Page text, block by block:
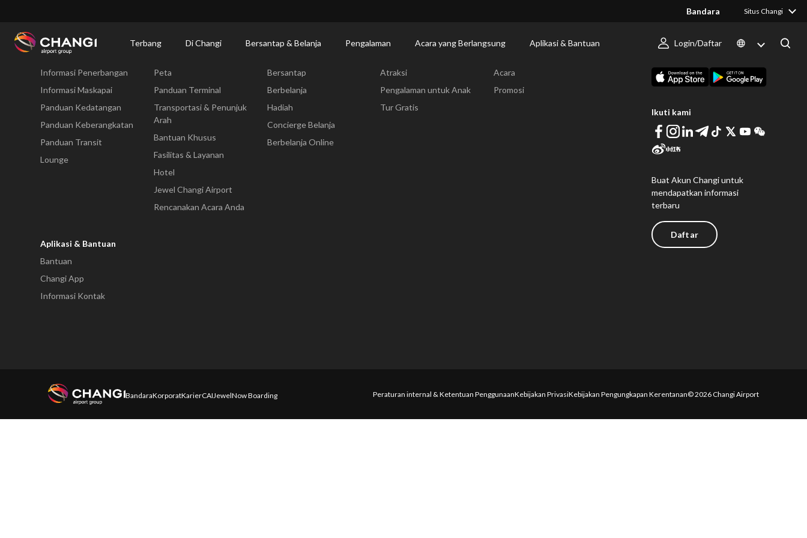
Bandara Situs Changi
Terbang Di Changi Bersantap & Belanja Pengalaman Acara yang Berlangsung Aplikasi & Bantuan Login/Daftar
Changi
Terbang
Informasi Penerbangan
Informasi Maskapai
Panduan Kedatangan
Panduan Keberangkatan
Panduan Transit
Lounge
Peta
Panduan Terminal
Transportasi & Penunjuk
Arah
Bantuan Khusus
Fasilitas & Layanan
Hotel
Jewel Changi Airport
Rencanakan Acara Anda
Bersantap
Berbelanja
Hadiah
Concierge Belanja
Berbelanja Online
Atraksi
Pengalaman untuk Anak
Tur Gratis
Acara
Promosi
Aplikasi & Bantuan
Bantuan
Changi App
Informasi Kontak
Ikuti kami
Buat Akun Changi untuk
mendapatkan informasi
terbaru
Daftar
BandaraKorporatKarierCAIJewelNow Boarding Peraturan internal & Ketentuan PenggunaanKebijakan PrivasiKebijakan Pengungkapan Kerentanan© 2026 Changi Airport